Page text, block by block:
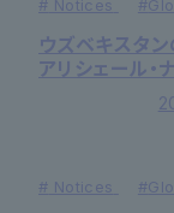
# Notices #
ウズベキスタ
アリシェール・
ーへの献花式
# Notices #